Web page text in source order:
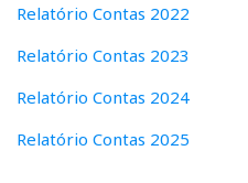
Relatório Contas 2022
Relatório Contas 2023
Relatório Contas 2024
Relatório Contas 2025